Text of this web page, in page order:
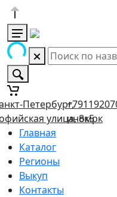
Петербург,
улица, 8к5
иномрк
Главная
Каталог
Регионы
Выкуп
Контакты